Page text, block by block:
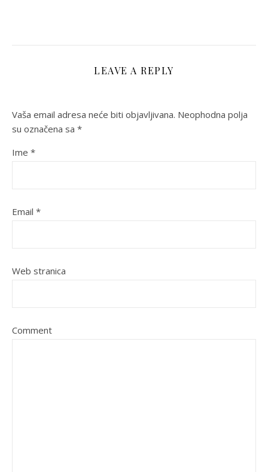
LEAVE A REPLY
Vaša email adresa neće biti objavljivana. Neophodna polja
su označena sa *
Ime *
Email *
Web stranica
Comment